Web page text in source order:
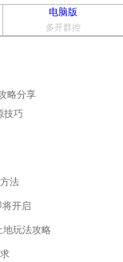
电脑版
多开群控
略分享
技巧
法
开启
地玩法攻略